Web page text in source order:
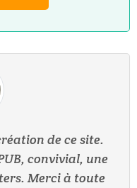
de ce site.
convivial, une
Merci à toute
: à l'écoute,
mail, en constante
nous servir, et